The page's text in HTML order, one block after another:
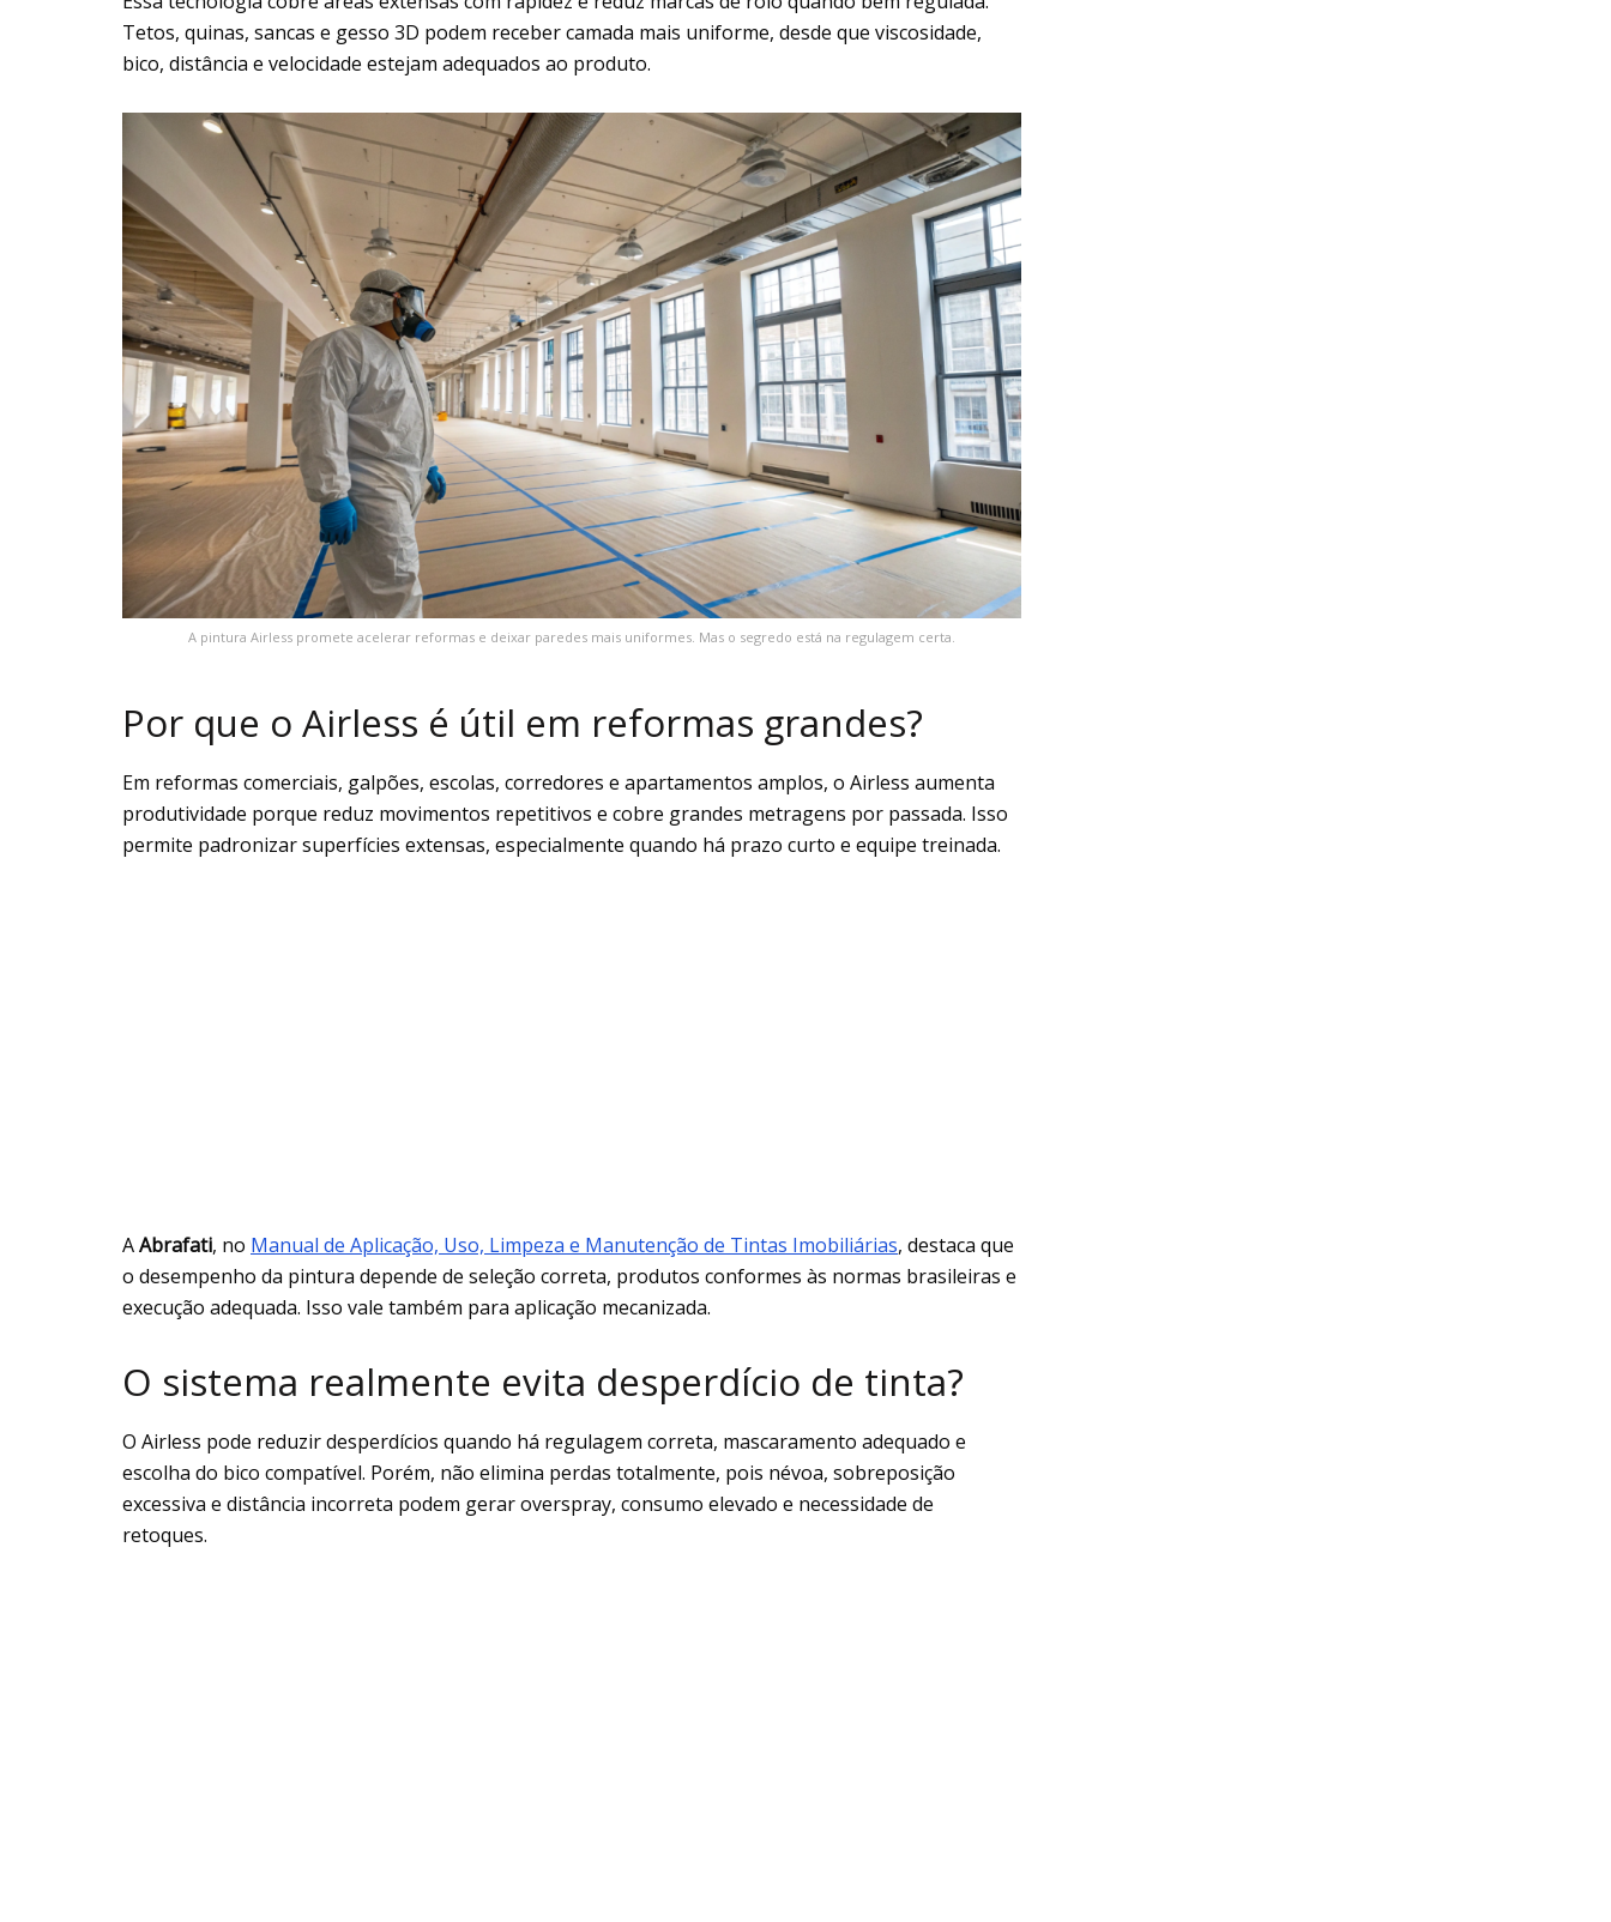
Tetos, quinas, sancas e gesso 3D podem receber camada mais uniforme, desde que viscosidade,
bico, distância e velocidade estejam adequados ao produto.
A pintura Airless promete acelerar reformas e deixar paredes mais uniformes. Mas o segredo está na regulagem certa.
Por que o Airless é útil em reformas grandes?
Em reformas comerciais, galpões, escolas, corredores e apartamentos amplos, o Airless aumenta
produtividade porque reduz movimentos repetitivos e cobre grandes metragens por passada. Isso
permite padronizar superfícies extensas, especialmente quando há prazo curto e equipe treinada.
AAbrafati, no Manual de Aplicação, Uso, Limpeza e Manutenção de Tintas Imobiliárias, destaca que
o desempenho da pintura depende de seleção correta, produtos conformes às normas brasileiras e
execução adequada. Isso vale também para aplicação mecanizada.
O sistema realmente evita desperdício de tinta?
O Airless pode reduzir desperdícios quando há regulagem correta, mascaramento adequado e
escolha do bico compatível. Porém, não elimina perdas totalmente, pois névoa, sobreposição
excessiva e distância incorreta podem gerar overspray, consumo elevado e necessidade de
retoques.